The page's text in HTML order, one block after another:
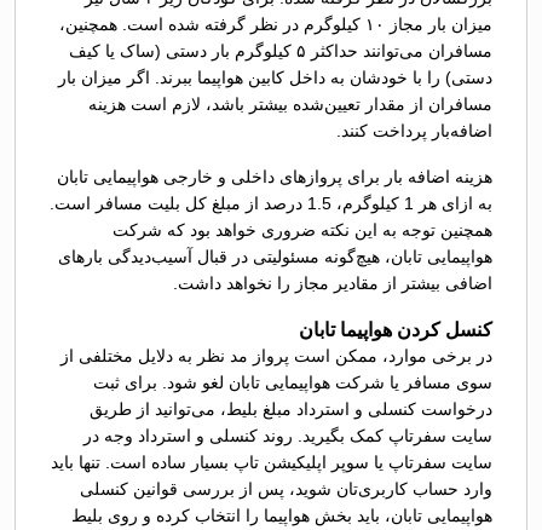
میزان بار مجاز ۱۰ کیلوگرم در نظر گرفته شده است. همچنین،
مسافران می‌توانند حداکثر ۵ کیلوگرم بار دستی (ساک یا کیف
دستی) را با خودشان به داخل کابین هواپیما ببرند. اگر میزان بار
مسافران از مقدار تعیین‌شده بیشتر باشد، لازم است هزینه
اضافه‌بار پرداخت کنند.
هزینه اضافه بار برای پروازهای داخلی و خارجی هواپیمایی تابان
به ازای هر 1 کیلوگرم، 1.5 درصد از مبلغ کل بلیت مسافر است.
همچنین توجه به این نکته ضروری خواهد بود که شرکت
هواپیمایی تابان، هیچ‌گونه مسئولیتی در قبال آسیب‌دیدگی بارهای
اضافی بیشتر از مقادیر مجاز را نخواهد داشت.
کنسل کردن هواپیما تابان
در برخی موارد، ممکن است پرواز مد نظر به دلایل مختلفی از
سوی مسافر یا شرکت هواپیمایی تابان لغو شود. برای ثبت
درخواست کنسلی و استرداد مبلغ بلیط، می‌توانید از طریق
سایت سفرتاپ کمک بگیرید. روند کنسلی و استرداد وجه در
سایت سفرتاپ یا سوپر اپلیکیشن تاپ بسیار ساده است. تنها باید
وارد حساب کاربری‌تان شوید، پس از بررسی قوانین کنسلی
هواپیمایی تابان، باید بخش هواپیما را انتخاب کرده و روی بلیط